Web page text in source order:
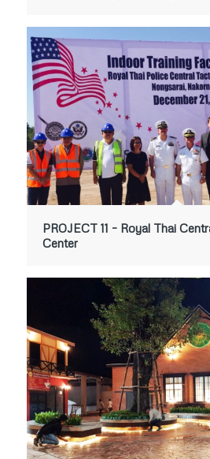
PROJECT 11 – Royal Thai
Center